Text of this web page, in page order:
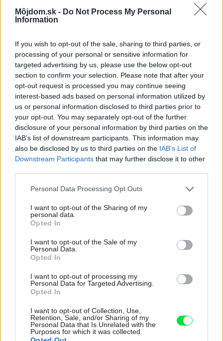
Môjdom.sk - Do Not Process My Personal
Information
If you wish to opt-out of the sale, sharing to third parties, or
processing of your personal or sensitive information for
targeted advertising by us, please use the below opt-out
section to confirm your selection. Please note that after your
opt-out request is processed you may continue seeing
interest-based ads based on personal information utilized by
us or personal information disclosed to third parties prior to
your opt-out. You may separately opt-out of the further
disclosure of your personal information by third parties on the
IAB’s list of downstream participants. This information may
also be disclosed by us to third parties on the IAB’s List of
Downstream Participants that may further disclose it to other
Please note that this website/app uses one or more Google
not limited to your visit or usage behaviour. You may click to
grant or deny consent to Google and its third-party tags to
use your data for below specified purposes in below Google
consent section.
Personal Data Processing Opt Outs
I want to opt-out of the Sharing of my
personal data.
Opted In
I want to opt-out of the Sale of my
Personal Data.
Opted In
I want to opt-out of processing my
Personal Data for Targeted Advertising.
Opted In
I want to opt-out of Collection, Use,
Retention, Sale, and/or Sharing of my
Personal Data that Is Unrelated with the
Purposes for which it was collected.
Deti odrástli, rodičia majú bývanie presne podľa
seba. V novom dome je všetko pre ich život i
návštevy vnúčat
K bytu ladili aj škáry v obklade. Majitelia zbúrali
stereotyp, bývanie vyzerá ako z filmov svojského
režiséra
Kedysi boli veľkým trendom, dnes sa im radšej
vyhnite. Týchto 7 vecí robí vašu obývačku
zastaralou
V dome v lese vyriešili známy problém. Dvaja
majitelia v ňom majú dosť súkromia aj miesto pre
Pridajte túto surovinu do prania, obliečky budú
hladšie a pevnejšie. Starý trik z hotelov poznali už
stačil jeden prvok | Môjdom.sk
My napríklad labky utierame hneď pri dverách a doma pred dvere
používame tyčový ETA Terier…